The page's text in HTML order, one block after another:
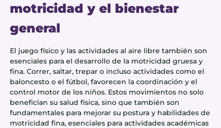
motricidad y el bienestar
general
El juego físico y las actividades al aire libre también son
esenciales para el desarrollo de la motricidad gruesa y
fina. Correr, saltar, trepar o incluso actividades como el
baloncesto o el fútbol, favorecen la coordinación y el
control motor de los niños. Estos movimientos no solo
benefician su salud física, sino que también son
fundamentales para mejorar su postura y habilidades de
motricidad fina, esenciales para actividades académicas